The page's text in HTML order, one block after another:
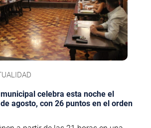
celebra esta noche el
agosto, con 26 puntos en el orden